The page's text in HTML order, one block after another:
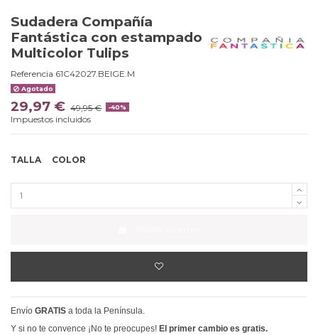
Sudadera Compañía
Fantástica con estampado
Multicolor Tulips
Referencia 61C42027.BEIGE.M
Agotado
29,97 € 49,95 € -40%
Impuestos incluidos
TALLA COLOR
Envío GRATIS a toda la Península.
Y si no te convence ¡No te preocupes! El primer cambio es gratis.